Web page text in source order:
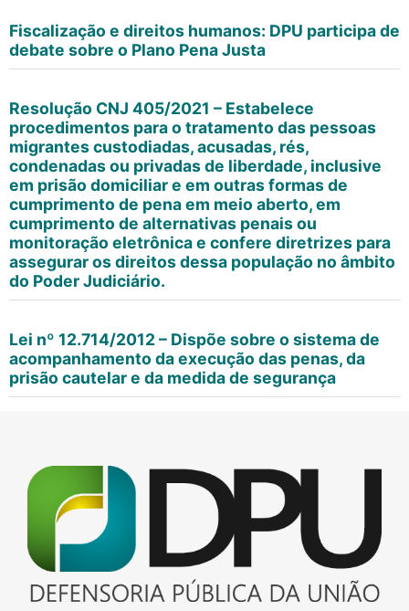
Fiscalização e direitos humanos: DPU participa de
debate sobre o Plano Pena Justa
Resolução CNJ 405/2021 – Estabelece
procedimentos para o tratamento das pessoas
migrantes custodiadas, acusadas, rés,
condenadas ou privadas de liberdade, inclusive
em prisão domiciliar e em outras formas de
cumprimento de pena em meio aberto, em
cumprimento de alternativas penais ou
monitoração eletrônica e confere diretrizes para
assegurar os direitos dessa população no âmbito
do Poder Judiciário.
Lei nº 12.714/2012 – Dispõe sobre o sistema de
acompanhamento da execução das penas, da
prisão cautelar e da medida de segurança